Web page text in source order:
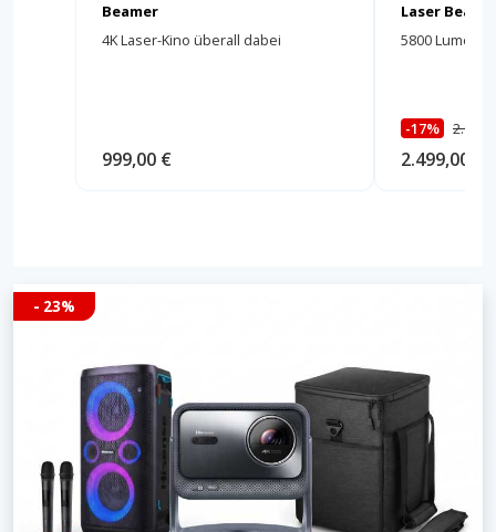
Beamer
4K Laser-Kino überall dabei
999,00 €
Laser
5800 Lumen
-17%
2.499,00 €
- 23%